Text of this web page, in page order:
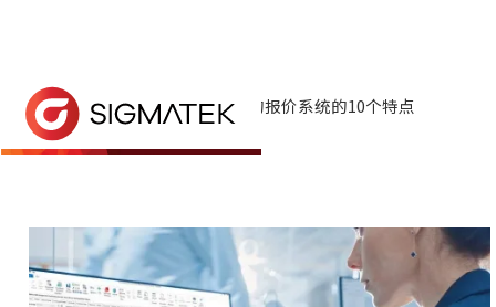
首页> 新闻与事件 >新闻> 好的报价系统的10个特点
报价模块可通过生产报价、安排作业和 CAD/
好的报价系统的10个特点